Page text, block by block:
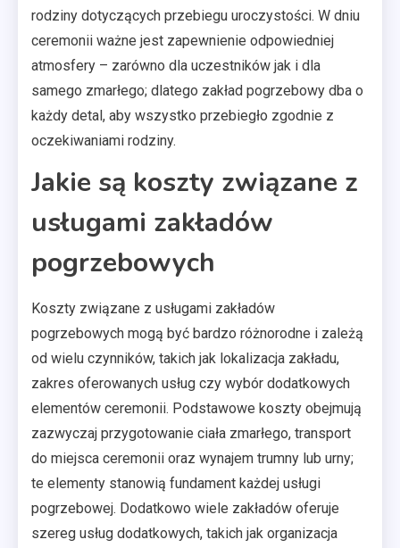
rodziny dotyczących przebiegu uroczystości. W dniu
ceremonii ważne jest zapewnienie odpowiedniej
atmosfery – zarówno dla uczestników jak i dla
samego zmarłego; dlatego zakład pogrzebowy dba o
każdy detal, aby wszystko przebiegło zgodnie z
oczekiwaniami rodziny.
Jakie są koszty związane z
usługami zakładów
pogrzebowych
Koszty związane z usługami zakładów
pogrzebowych mogą być bardzo różnorodne i zależą
od wielu czynników, takich jak lokalizacja zakładu,
zakres oferowanych usług czy wybór dodatkowych
elementów ceremonii. Podstawowe koszty obejmują
zazwyczaj przygotowanie ciała zmarłego, transport
do miejsca ceremonii oraz wynajem trumny lub urny;
te elementy stanowią fundament każdej usługi
pogrzebowej. Dodatkowo wiele zakładów oferuje
szereg usług dodatkowych, takich jak organizacja